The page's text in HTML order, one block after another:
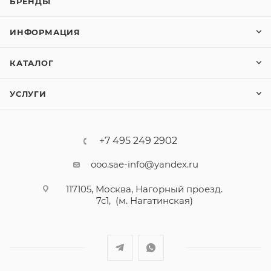
ИНФОРМАЦИЯ
КАТАЛОГ
УСЛУГИ
+7 495 249 2902
ooo.sae-info@yandex.ru
117105, Москва, Нагорный проезд.
7с1, (м. Нагатинская)